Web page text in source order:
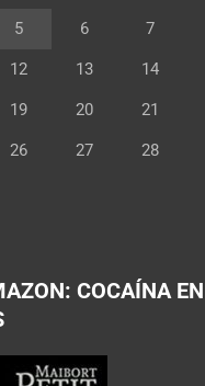
5 6 7
12 13 14
19 20 21
26 27 28
COCAÍNA EN